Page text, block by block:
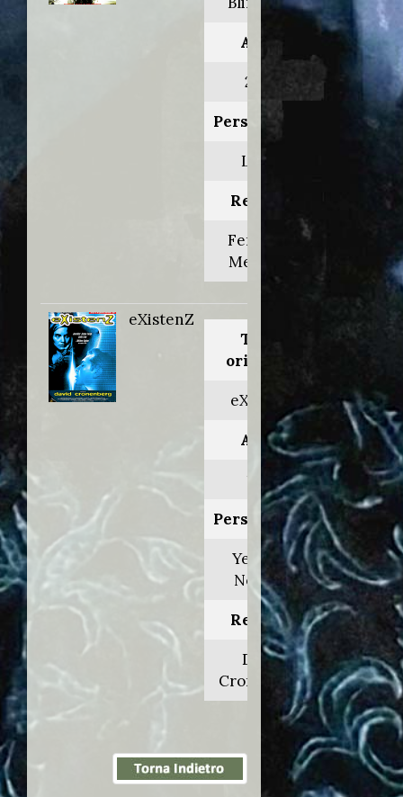
Anno:
2008
Personaggio:
Ladro
Regia di:
Fernando
Meirelles
eXistenZ
Titolo
originale:
eXistenZ
Anno:
1999
Personaggio:
Yevgeny
Nourish
Regia di:
David
Cronenberg